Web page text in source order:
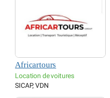
Africartours
Location de voitures
SICAP, VDN